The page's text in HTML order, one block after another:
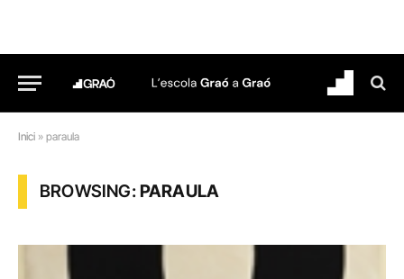
Inici » paraula
BROWSING:PARAULA